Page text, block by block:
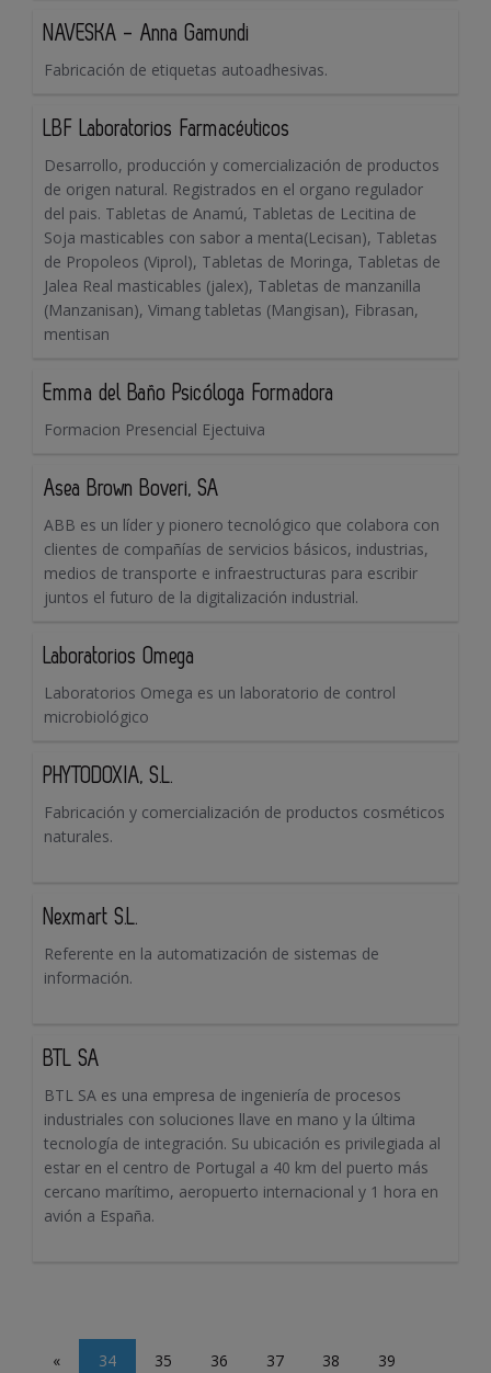
NAVESKA - Anna Gamundi
Fabricación de etiquetas autoadhesivas.
LBF Laboratorios Farmacéuticos
Desarrollo, producción y comercialización de productos
de origen natural. Registrados en el organo regulador
del pais. Tabletas de Anamú, Tabletas de Lecitina de
Soja masticables con sabor a menta(Lecisan), Tabletas
de Propoleos (Viprol), Tabletas de Moringa, Tabletas de
Jalea Real masticables (jalex), Tabletas de manzanilla
(Manzanisan), Vimang tabletas (Mangisan), Fibrasan,
mentisan
Emma del Baño Psicóloga Formadora
Formacion Presencial Ejectuiva
Asea Brown Boveri, SA
ABB es un líder y pionero tecnológico que colabora con
clientes de compañías de servicios básicos, industrias,
medios de transporte e infraestructuras para escribir
juntos el futuro de la digitalización industrial.
Laboratorios Omega
Laboratorios Omega es un laboratorio de control
microbiológico
PHYTODOXIA, S.L.
Fabricación y comercialización de productos cosméticos
naturales.
Nexmart S.L.
Referente en la automatización de sistemas de
información.
BTL SA
BTL SA es una empresa de ingeniería de procesos
industriales con soluciones llave en mano y la última
tecnología de integración. Su ubicación es privilegiada al
estar en el centro de Portugal a 40 km del puerto más
cercano marítimo, aeropuerto internacional y 1 hora en
avión a España.
« 34 35 36 37 38 39